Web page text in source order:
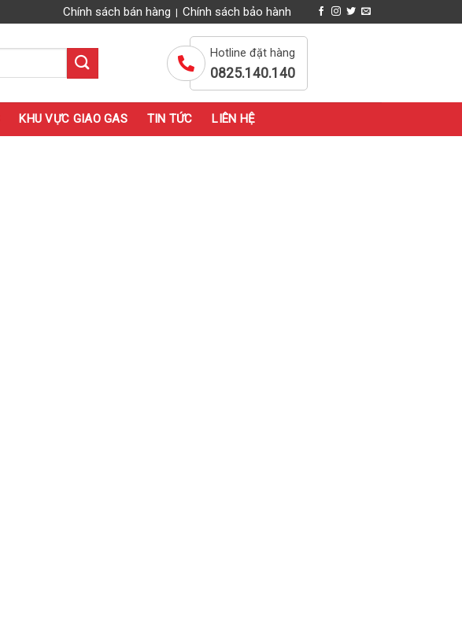
Chính sách bán hàng Chính sách bảo hành
Hotline đặt hàng
0825.140.140
KHU VỰC GIAO GAS TIN TỨC LIÊN HỆ